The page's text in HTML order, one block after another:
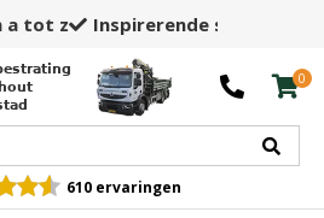
winkel en opslag
0
610 ervaringen